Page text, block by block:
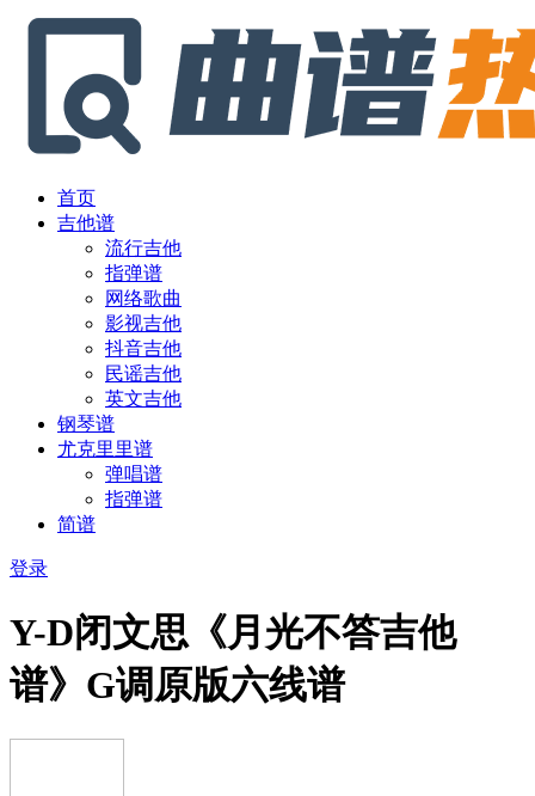
首页
吉他谱
流行吉他
指弹谱
网络歌曲
影视吉他
抖音吉他
民谣吉他
英文吉他
钢琴谱
尤克里里谱
弹唱谱
指弹谱
简谱
登录
Y-D闭文思《月光不答吉他
谱》G调原版六线谱